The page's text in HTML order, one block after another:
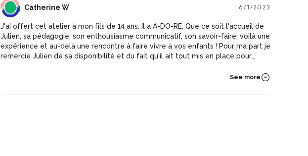
CW Catherine W 6/1/2023
J'ai offert cet atelier à mon fils de 14 ans. Il a A-DO-RE. Que ce soit l'accueil de
Julien, sa pédagogie, son enthousiasme communicatif, son savoir-faire, voilà une
expérience et au-delà une rencontre à faire vivre à vos enfants ! Pour ma part je
remercie Julien de sa disponibilité et du fait qu'il ait tout mis en place pour
Julien est pédagogue autant avec nos enfants qu'avec nous, parents, ce qui est
See more